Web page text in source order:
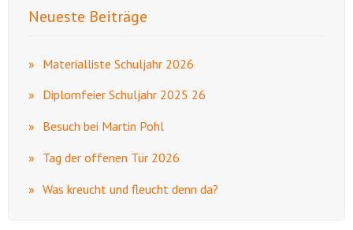
Neueste Beiträge
Materialliste Schuljahr 2026
Diplomfeier Schuljahr 2025 26
Besuch bei Martin Pohl
Tag der offenen Tür 2026
Was kreucht und fleucht denn da?